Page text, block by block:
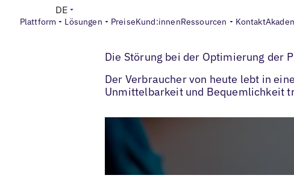
Plattform Lösungen PreiseKund:innenRessourcen Kontakt
DE
Blogs> Lokales SEO>
Die Störung bei der Optimierung der
Der Verbraucher von heute lebt in
Unmittelbarkeit und Bequemlichkeit